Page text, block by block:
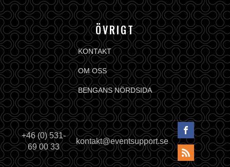
ÖVRIGT
KONTAKT
OM OSS
BENGANS NÖRDSIDA
+46 (0) 531-
69 00 33
kontakt@eventsupport.se